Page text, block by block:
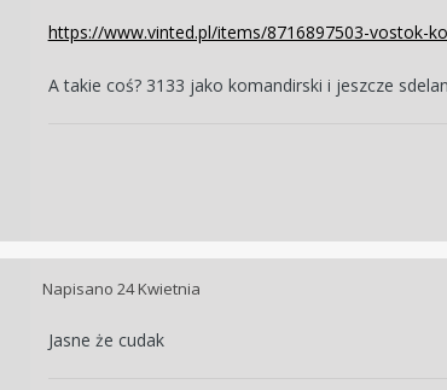
https://www.vinted.pl/items/8716897503-vostok-
A takie coś? 3133 jako komandirski i jeszcze
Napisano 24 Kwietnia
Jasne że cudak